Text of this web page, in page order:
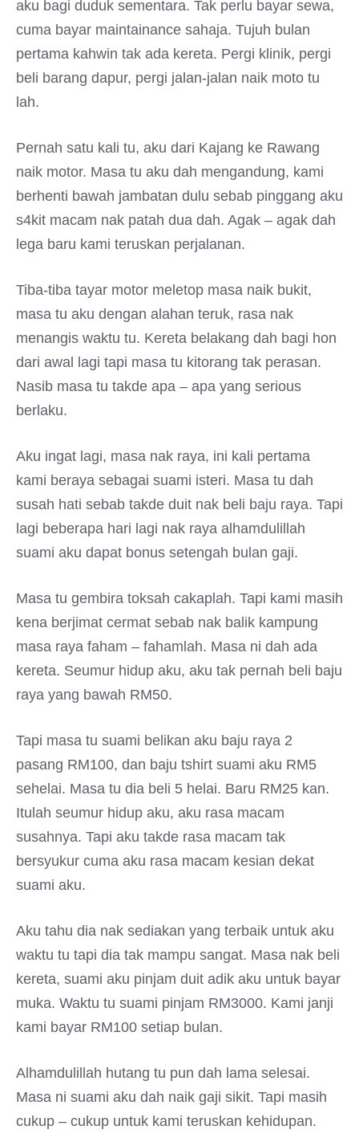
aku bagi duduk sementara. Tak perlu bayar sewa,
cuma bayar maintainance sahaja. Tujuh bulan
pertama kahwin tak ada kereta. Pergi klinik, pergi
beli barang dapur, pergi jalan-jalan naik moto tu
lah.
Pernah satu kali tu, aku dari Kajang ke Rawang
naik motor. Masa tu aku dah mengandung, kami
berhenti bawah jambatan dulu sebab pinggang aku
s4kit macam nak patah dua dah. Agak – agak dah
lega baru kami teruskan perjalanan.
Tiba-tiba tayar motor meletop masa naik bukit,
masa tu aku dengan alahan teruk, rasa nak
menangis waktu tu. Kereta belakang dah bagi hon
dari awal lagi tapi masa tu kitorang tak perasan.
Nasib masa tu takde apa – apa yang serious
berlaku.
Aku ingat lagi, masa nak raya, ini kali pertama
kami beraya sebagai suami isteri. Masa tu dah
susah hati sebab takde duit nak beli baju raya. Tapi
lagi beberapa hari lagi nak raya alhamdulillah
suami aku dapat bonus setengah bulan gaji.
Masa tu gembira toksah cakaplah. Tapi kami masih
kena berjimat cermat sebab nak balik kampung
masa raya faham – fahamlah. Masa ni dah ada
kereta. Seumur hidup aku, aku tak pernah beli baju
raya yang bawah RM50.
Tapi masa tu suami belikan aku baju raya 2
pasang RM100, dan baju tshirt suami aku RM5
sehelai. Masa tu dia beli 5 helai. Baru RM25 kan.
Itulah seumur hidup aku, aku rasa macam
susahnya. Tapi aku takde rasa macam tak
bersyukur cuma aku rasa macam kesian dekat
suami aku.
Aku tahu dia nak sediakan yang terbaik untuk aku
waktu tu tapi dia tak mampu sangat. Masa nak beli
kereta, suami aku pinjam duit adik aku untuk bayar
muka. Waktu tu suami pinjam RM3000. Kami janji
kami bayar RM100 setiap bulan.
Alhamdulillah hutang tu pun dah lama selesai.
Masa ni suami aku dah naik gaji sikit. Tapi masih
cukup – cukup untuk kami teruskan kehidupan.